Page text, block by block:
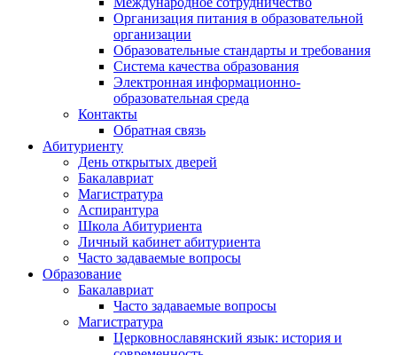
Организация питания в образовательной
организации
Образовательные стандарты и требования
Система качества образования
Электронная информационно-
образовательная среда
Контакты
Обратная связь
Абитуриенту
День открытых дверей
Бакалавриат
Магистратура
Аспирантура
Школа Абитуриента
Личный кабинет абитуриента
Часто задаваемые вопросы
Образование
Бакалавриат
Часто задаваемые вопросы
Магистратура
Церковнославянский язык: история и